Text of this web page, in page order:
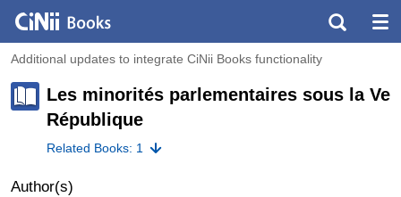
Additional updates to integrate CiNii Books functionality
Les minorités parlementaires sous la Ve
République
Related Books: 1
Author(s)